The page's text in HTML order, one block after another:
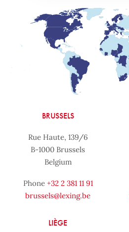
BRUSSELS
Rue Haute, 139/6
B-1000 Brussels
Belgium
Phone +32 2 381 11 91
brussels@lexing.be
LIÈGE